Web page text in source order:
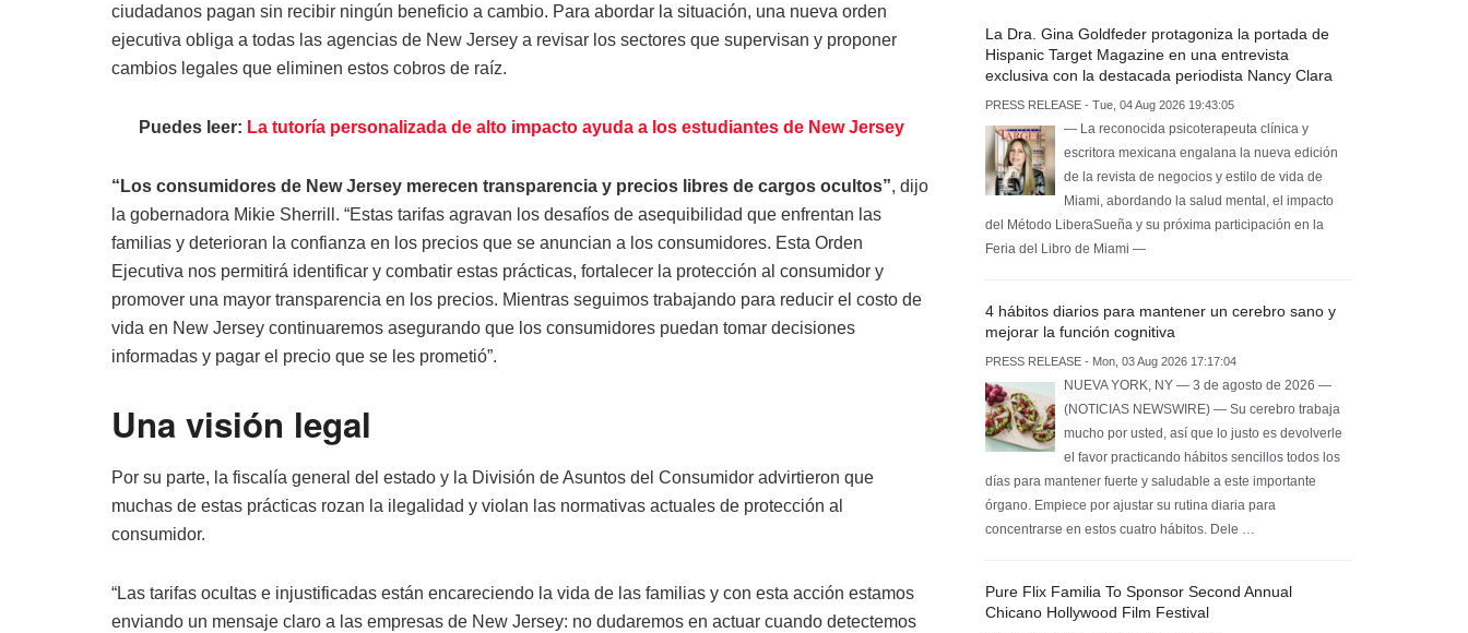
ciudadanos pagan sin recibir ningún beneficio a cambio. Para abordar la situación, una nueva orden
ejecutiva obliga a todas las agencias de New Jersey a revisar los sectores que supervisan y proponer
cambios legales que eliminen estos cobros de raíz.
Puedes leer: La tutoría personalizada de alto impacto ayuda a los estudiantes de New Jersey
“Los consumidores de New Jersey merecen transparencia y precios libres de cargos ocultos”, dijo
la gobernadora Mikie Sherrill. “Estas tarifas agravan los desafíos de asequibilidad que enfrentan las
familias y deterioran la confianza en los precios que se anuncian a los consumidores. Esta Orden
Ejecutiva nos permitirá identificar y combatir estas prácticas, fortalecer la protección al consumidor y
promover una mayor transparencia en los precios. Mientras seguimos trabajando para reducir el costo de
vida en New Jersey continuaremos asegurando que los consumidores puedan tomar decisiones
informadas y pagar el precio que se les prometió”.
Una visión legal
Por su parte, la fiscalía general del estado y la División de Asuntos del Consumidor advirtieron que
muchas de estas prácticas rozan la ilegalidad y violan las normativas actuales de protección al
consumidor.
“Las tarifas ocultas e injustificadas están encareciendo la vida de las familias y con esta acción estamos
enviando un mensaje claro a las empresas de New Jersey: no dudaremos en actuar cuando detectemos
La Dra. Gina Goldfeder protagoniza la portada de
Hispanic Target Magazine en una entrevista
exclusiva con la destacada periodista Nancy Clara
PRESS RELEASE - Tue, 04 Aug 2026 19:43:05
— La reconocida psicoterapeuta clínica y
escritora mexicana engalana la nueva edición
de la revista de negocios y estilo de vida de
Miami, abordando la salud mental, el impacto
del Método LiberaSueña y su próxima participación en la
Feria del Libro de Miami —
4 hábitos diarios para mantener un cerebro sano y
mejorar la función cognitiva
PRESS RELEASE - Mon, 03 Aug 2026 17:17:04
NUEVA YORK, NY — 3 de agosto de 2026 —
(NOTICIAS NEWSWIRE) — Su cerebro trabaja
mucho por usted, así que lo justo es devolverle
el favor practicando hábitos sencillos todos los
días para mantener fuerte y saludable a este importante
órgano. Empiece por ajustar su rutina diaria para
concentrarse en estos cuatro hábitos. Dele …
Pure Flix Familia To Sponsor Second Annual
Chicano Hollywood Film Festival